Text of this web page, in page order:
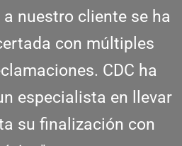
a nuestro cliente se ha
con múltiples
CDC ha
especialista en llevar
su finalización con